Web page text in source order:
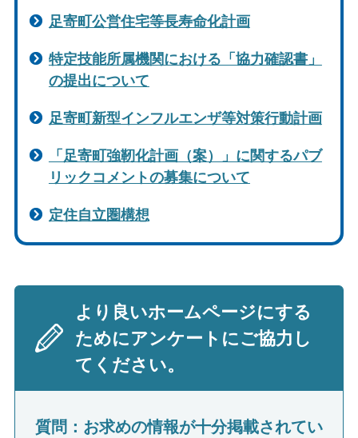
足寄町公営住宅等長寿命化計画
特定技能所属機関における「協力確認書」
の提出について
足寄町新型インフルエンザ等対策行動計画
「足寄町強靭化計画（案）」に関するパブ
リックコメントの募集について
定住自立圏構想
より良いホームページにする
ためにアンケートにご協力し
てください。
質問：お求めの情報が十分掲載されてい